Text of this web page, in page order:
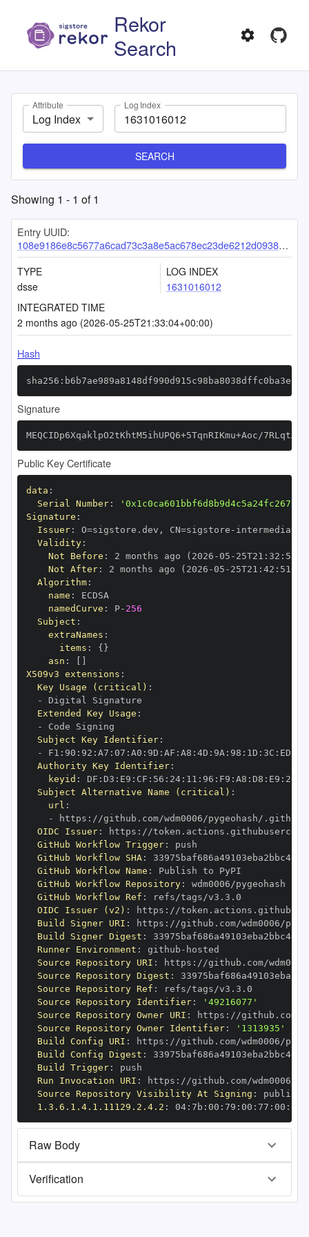
Rekor
Search
Attribute
Log Index
Log Index
SEARCH
Showing 1 - 1 of1
Entry UUID:
108e9186e8c5677a6cad73c3a8e5ac678ec23de6212d09386b7bc8d53451c18719ca004ea5381d07
TYPE
dsse
LOG INDEX
1631016012
INTEGRATED TIME
2 months ago (2026-05-25T21:33:04+00:00)
Hash
Signature
MEQCIDp6XqaklpO2tKhtM5ihUPQ6+5TqnRIKmu+Aoc/
Public Key Certificate
data :
Serial Number:
Signature :
Issuer: O=sigstore.dev , CN=sigstore -
Validity:
Not Before : 2 months ago (2026 -05 - 25T21 : 32 :
Not After: 2 months ago (2026 -05 - 25T21 : 42 : 51+00
Algorithm:
name :
namedCurve : P- 256
Subject :
extraNames :
items : { }
asn :
X509v3 extensions :
Key Usage (critical) :
-
Extended Key Usage :
-
Subject Key Identifier:
-
F1 : 90 : 92 : A7 : 07 : A0 : 9D : AF : A8 : 4D : 9A : 98 : 1D : 3C : ED
Authority Key Identifier:
keyid : DF : D3 : E9 : CF : 56 : 24: 11 : 96 : F9 : A8 : D8 : E9 : 28
Subject Alternative Name (critical) :
url :
-
https : //github.com/wdm0006/pygeohash/
OIDC Issuer: https :
GitHub Workflow Trigger:
GitHub Workflow SHA:
GitHub Workflow Name :
GitHub Workflow Repository:
GitHub Workflow Ref :
OIDC Issuer (v2) : https :
Build Signer URI : https : //github.com/wdm0006/
Build Signer Digest :
Runner Environment : github -
Source Repository URI : https :
Source Repository Digest :
Source Repository Ref :
Source Repository Identifier:
'49216077'
Source Repository Owner URI : https :
Source Repository Owner Identifier:
'1313935'
Build Config URI : https : //github.com/wdm0006/
Build Config Digest :
Build Trigger:
Run Invocation URI : https :
Source Repository Visibility At Signing :
1.3.6.1.4.1.11129.2.4.2 : 04: 7b : 00 : 79 : 00 : 77 : 00 : dd
Raw Body
Verification